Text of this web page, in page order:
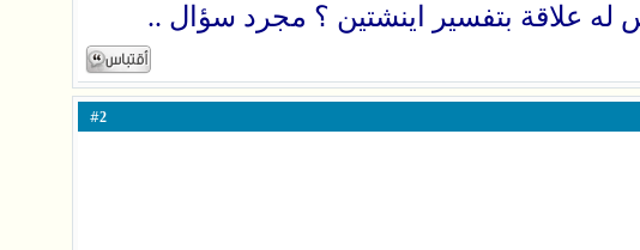
علاقة بتفسير اينشتين ؟ مجرد سؤال ..
2